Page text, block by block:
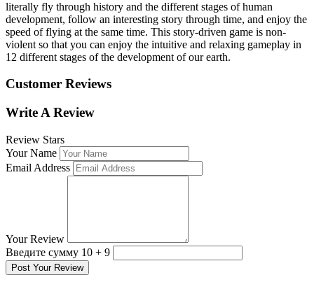
literally fly through history and the different stages of human
development, follow an interesting story through time, and enjoy the
speed of flying at the same time. This story-driven game is non-
violent so that you can enjoy the intuitive and relaxing gameplay in
12 different stages of the development of our earth.
Customer Reviews
Write A Review
Review Stars
Your Name
Email Address
Your Review
Введите сумму 10 + 9
Post Your Review